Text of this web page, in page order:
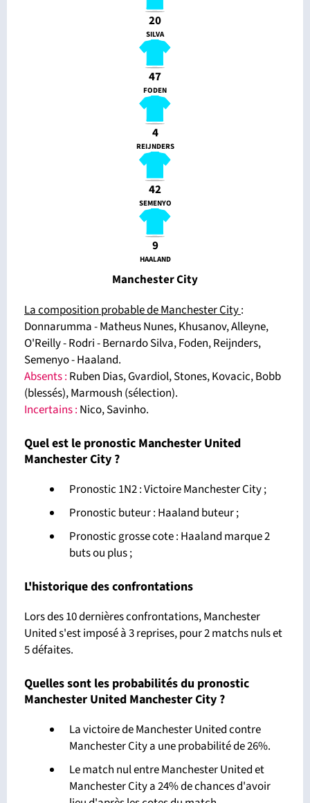
20
SILVA
47
FODEN
4
REIJNDERS
42
SEMENYO
9
HAALAND
Manchester City
La composition probable de Manchester City:
Donnarumma - Matheus Nunes, Khusanov, Alleyne,
O'Reilly - Rodri - Bernardo Silva, Foden, Reijnders,
Semenyo - Haaland.
Absents : Ruben Dias, Gvardiol, Stones, Kovacic, Bobb
(blessés), Marmoush (sélection).
Incertains : Nico, Savinho.
Quel est le pronostic Manchester United
Manchester City ?
Pronostic 1N2 : Victoire Manchester City ;
Pronostic buteur : Haaland buteur ;
Pronostic grosse cote : Haaland marque 2
buts ou plus ;
L'historique des confrontations
Lors des 10 dernières confrontations, Manchester
United s'est imposé à 3 reprises, pour 2 matchs nuls et
5 défaites.
Quelles sont les probabilités du pronostic
Manchester United Manchester City ?
La victoire de Manchester United contre
Manchester City a une probabilité de 26%.
Le match nul entre Manchester United et
Manchester City a 24% de chances d'avoir